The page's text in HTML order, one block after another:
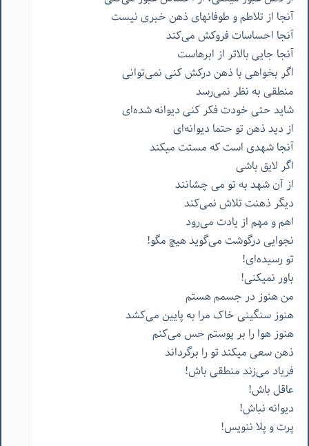
آنجا از تلاطم و طوفانهای ذهن خبری نیست
آنجا احساسات فروکش می‌کند
آنجا جایی بالاتر از ابرهاست
اگر بخواهی با ذهن درکش کنی نمی‌توانی
منطقی به نظر نمی‌رسد
شاید حتی خودت فکر کنی دیوانه شده‌ای
از دید ذهن تو حتما دیوانه‌ای
آنجا شهدی است که مستت میکند
اگر لایق باشی
از آن شهد به تو می چشانند
دیگر ذهنت تلاش نمی‌کند
اهم و مهم از یادت می‌رود
نجوایی درگوشت می‌گوید هیچ مگو!
تو رسیده‌ای!
باور نمیکنی!
من هنوز در جسمم هستم
هنوز سنگینی خاک مرا به پایین می‌کشد
هنوز هوا را بر پوستم حس می‌کنم
ذهن سعی میکند تو را برگرداند
فریاد می‌زند منطقی باش!
عاقل باش!
دیوانه نباش!
پرت و پلا ننویس!